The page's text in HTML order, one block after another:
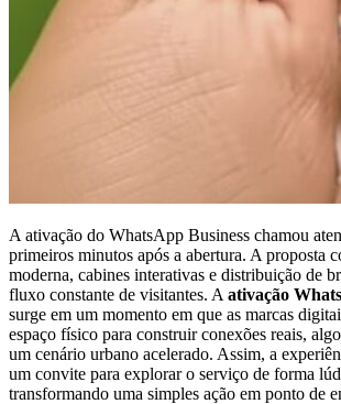
A ativação do WhatsApp Business chamou
primeiros minutos após a abertura. A proposta
moderna, cabines interativas e distribuição de
fluxo constante de visitantes. A ativação
surge em um momento em que as marcas
espaço físico para construir conexões reais,
um cenário urbano acelerado. Assim, a
um convite para explorar o serviço de forma
transformando uma simples ação em ponto de